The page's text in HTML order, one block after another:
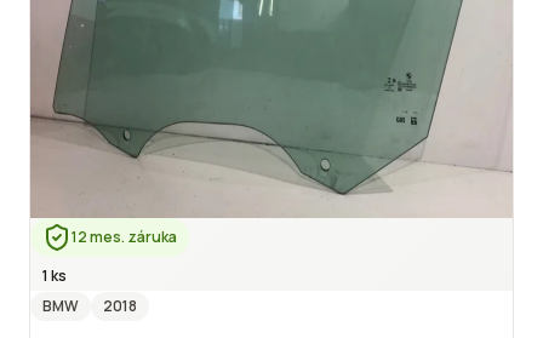
12 mes. záruka
1 ks
BMW
2018